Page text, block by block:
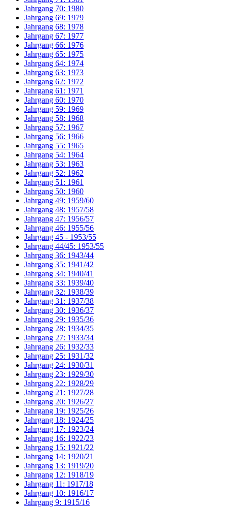
Jahrgang 70: 1980
Jahrgang 69: 1979
Jahrgang 68: 1978
Jahrgang 67: 1977
Jahrgang 66: 1976
Jahrgang 65: 1975
Jahrgang 64: 1974
Jahrgang 63: 1973
Jahrgang 62: 1972
Jahrgang 61: 1971
Jahrgang 60: 1970
Jahrgang 59: 1969
Jahrgang 58: 1968
Jahrgang 57: 1967
Jahrgang 56: 1966
Jahrgang 55: 1965
Jahrgang 54: 1964
Jahrgang 53: 1963
Jahrgang 52: 1962
Jahrgang 51: 1961
Jahrgang 50: 1960
Jahrgang 49: 1959/60
Jahrgang 48: 1957/58
Jahrgang 47: 1956/57
Jahrgang 46: 1955/56
Jahrgang 45 - 1953/55
Jahrgang 44/45: 1953/55
Jahrgang 36: 1943/44
Jahrgang 35: 1941/42
Jahrgang 34: 1940/41
Jahrgang 33: 1939/40
Jahrgang 32: 1938/39
Jahrgang 31: 1937/38
Jahrgang 30: 1936/37
Jahrgang 29: 1935/36
Jahrgang 28: 1934/35
Jahrgang 27: 1933/34
Jahrgang 26: 1932/33
Jahrgang 25: 1931/32
Jahrgang 24: 1930/31
Jahrgang 23: 1929/30
Jahrgang 22: 1928/29
Jahrgang 21: 1927/28
Jahrgang 20: 1926/27
Jahrgang 19: 1925/26
Jahrgang 18: 1924/25
Jahrgang 17: 1923/24
Jahrgang 16: 1922/23
Jahrgang 15: 1921/22
Jahrgang 14: 1920/21
Jahrgang 13: 1919/20
Jahrgang 12: 1918/19
Jahrgang 11: 1917/18
Jahrgang 10: 1916/17
Jahrgang 9: 1915/16